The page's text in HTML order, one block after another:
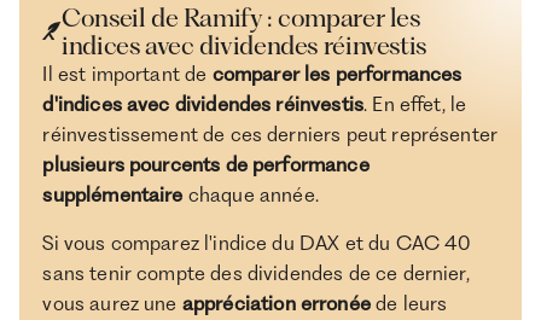
Conseil de Ramify : comparer les
indices avec dividendes réinvestis
Il est important de comparer les performances
d'indices avec dividendes réinvestis. En effet, le
réinvestissement de ces derniers peut représenter
plusieurs pourcents de performance
supplémentaire chaque année.
Si vous comparez l'indice du DAX et du CAC 40
sans tenir compte des dividendes de ce dernier,
vous aurez une appréciation erronéede leurs